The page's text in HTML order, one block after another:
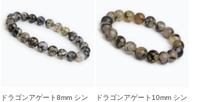
ドラゴンアゲート8mm シン
ドラゴンアゲート10mm シン